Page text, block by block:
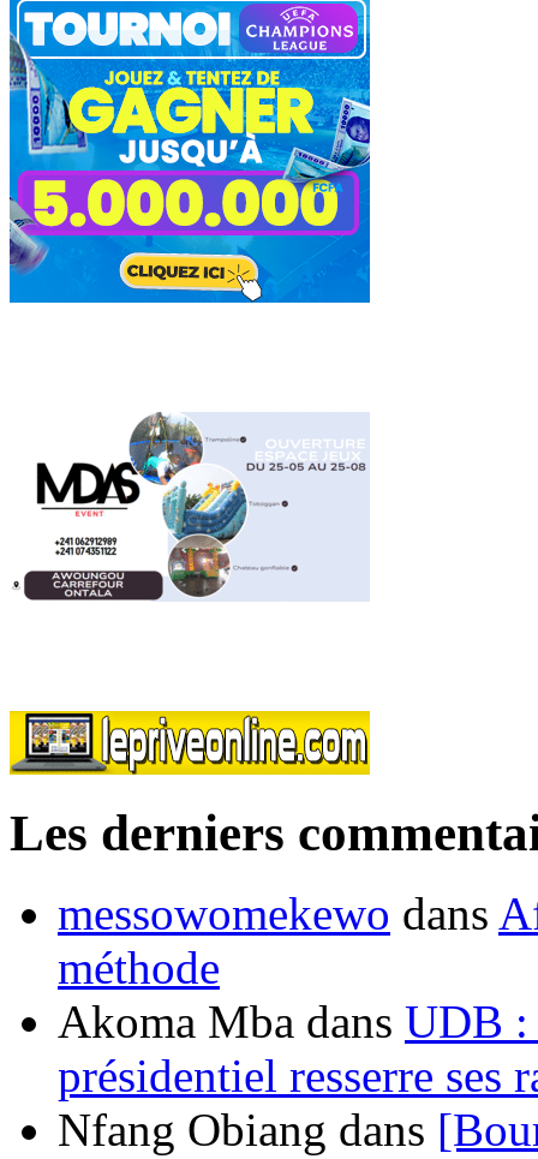
Les derniers
messowomekewo dans
méthode
Akoma Mba dans UDB :
présidentiel resserre ses
Nfang Obiang dans